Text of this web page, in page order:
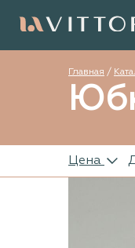
Главная /
Цена